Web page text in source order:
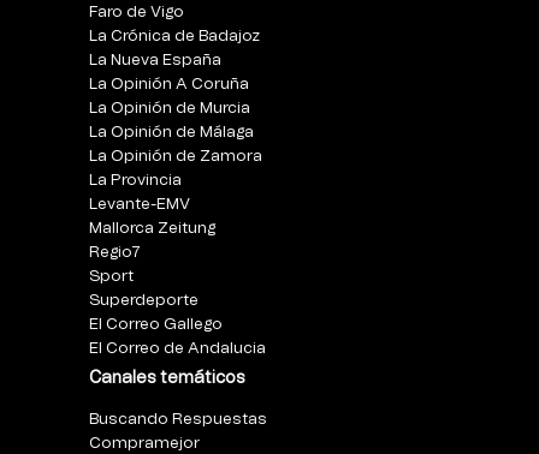
Faro de Vigo
La Crónica de Badajoz
La Nueva España
La Opinión A Coruña
La Opinión de Murcia
La Opinión de Málaga
La Opinión de Zamora
La Provincia
Levante-EMV
Mallorca Zeitung
Regio7
Sport
Superdeporte
El Correo Gallego
El Correo de Andalucia
Canales temáticos
Buscando Respuestas
Compramejor